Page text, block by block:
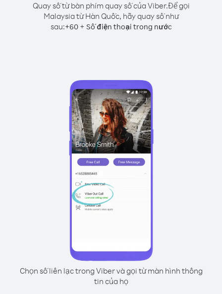
Quay số từ bàn phím quay số của Viber.Để gọi
Malaysia từ Hàn Quốc, hãy quay số như
sau:+60+ Số điện thoại trong nước
Chọn số liên lạc trong Viber và gọi từ màn hình thông
tin của họ